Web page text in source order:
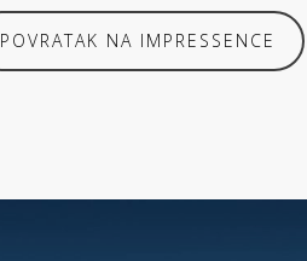
POVRATAK NA IMPRESSENCE